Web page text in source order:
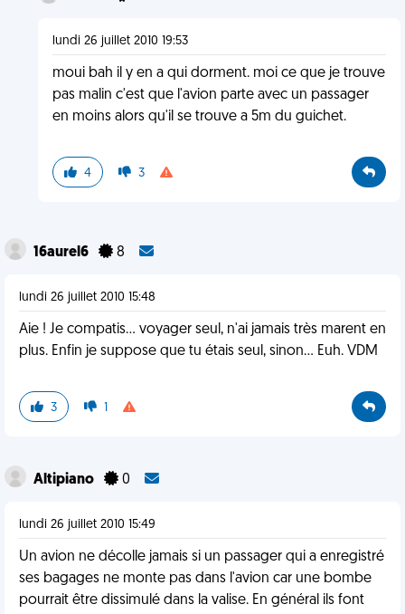
lundi 26 juillet 2010 19:53
moui bah il y en a qui dorment. moi ce que je trouve
pas malin c'est que l'avion parte avec un passager
en moins alors qu'il se trouve a 5m du guichet.
4 3
16aurel6 8
lundi 26 juillet 2010 15:48
Aie ! Je compatis... voyager seul, n'ai jamais très marent en
plus. Enfin je suppose que tu étais seul, sinon... Euh. VDM
3 1
Altipiano 0
lundi 26 juillet 2010 15:49
Un avion ne décolle jamais si un passager qui a enregistré
ses bagages ne monte pas dans l'avion car une bombe
pourrait être dissimulé dans la valise. En général ils font